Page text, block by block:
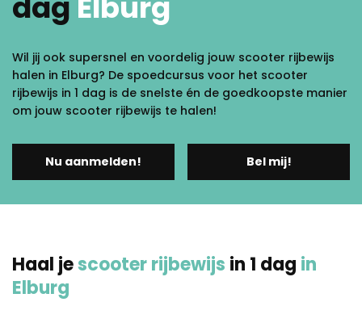
Wil jij ook supersnel en voordelig jouw scooter rijbewijs
halen in Elburg? De spoedcursus voor het scooter
rijbewijs in 1 dag is de snelste én de goedkoopste manier
om jouw scooter rijbewijs te halen!
Nu aanmelden! Bel mij!
Haal jescooter rijbewijs in 1 dag in
Elburg